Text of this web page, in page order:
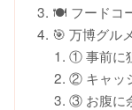
🍽 フードコ
🎯 万博グル
① 事前に
② キャッ
③ お腹に